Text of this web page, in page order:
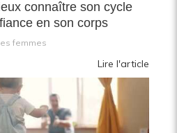
connaître son cycle
en son corps
femmes
Lire l'article